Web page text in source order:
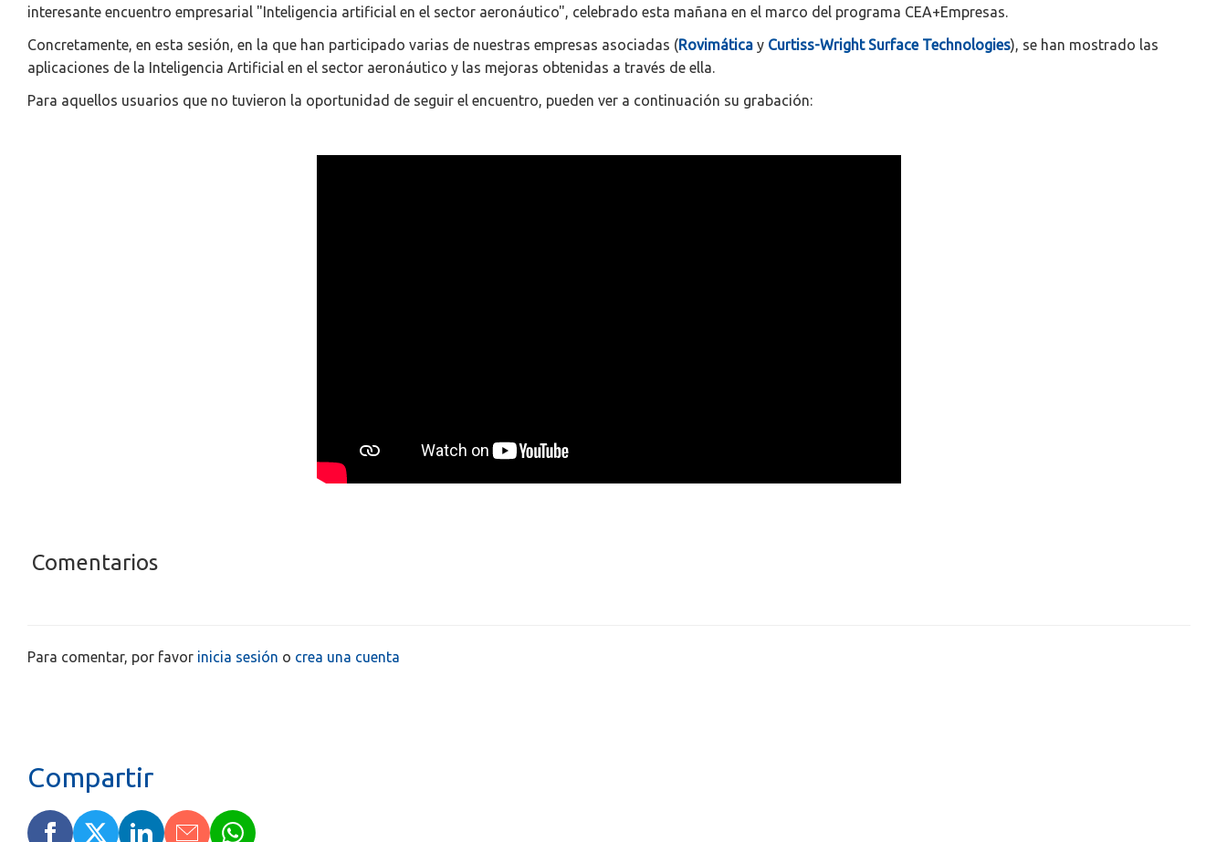
interesante encuentro empresarial "Inteligencia artificial en el sector aeronáutico", celebrado esta mañana en el marco del programa CEA+Empresas.
Concretamente, en esta sesión, en la que han participado varias de nuestras empresas asociadas (Rovimática y Curtiss-Wright Surface Technologies), se han mostrado las
aplicaciones de la Inteligencia Artificial en el sector aeronáutico y las mejoras obtenidas a través de ella.
Para aquellos usuarios que no tuvieron la oportunidad de seguir el encuentro, pueden ver a continuación su grabación:
Comentarios
Para comentar, por favor inicia sesión o crea una cuenta